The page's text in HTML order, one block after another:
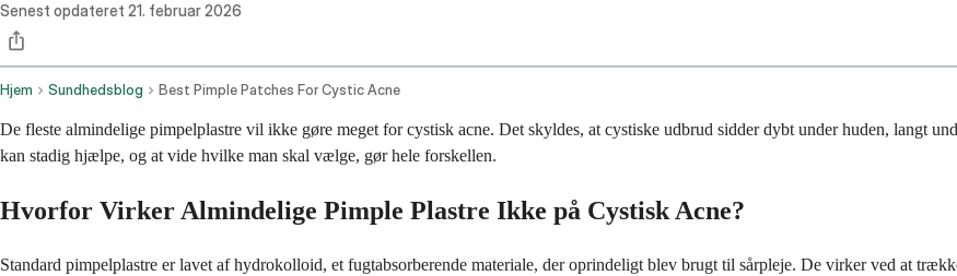
Senest opdateret 21. februar 2026
Hjem Sundhedsblog Best Pimple Patches For Cystic Acne
De fleste almindelige pimpelplastre vil ikke gøre meget for cystisk acne. Det skyldes, at cystiske udbrud sidder dybt under huden, langt
kan stadig hjælpe, og at vide hvilke man skal vælge, gør hele forskellen.
Hvorfor Virker Almindelige Pimple Plastre Ikke på Cystisk Acne?
Standard pimpelplastre er lavet af hydrokolloid, et fugtabsorberende materiale, der oprindeligt blev brugt til sårpleje. De virker ved at